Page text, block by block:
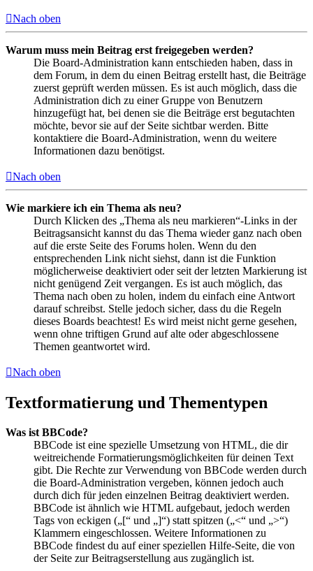
Nach oben
Warum muss mein Beitrag erst freigegeben werden?
Die Board-Administration kann entschieden haben, dass in
dem Forum, in dem du einen Beitrag erstellt hast, die Beiträge
zuerst geprüft werden müssen. Es ist auch möglich, dass die
Administration dich zu einer Gruppe von Benutzern
hinzugefügt hat, bei denen sie die Beiträge erst begutachten
möchte, bevor sie auf der Seite sichtbar werden. Bitte
kontaktiere die Board-Administration, wenn du weitere
Informationen dazu benötigst.
Nach oben
Wie markiere ich ein Thema als neu?
Durch Klicken des „Thema als neu markieren“-Links in der
Beitragsansicht kannst du das Thema wieder ganz nach oben
auf die erste Seite des Forums holen. Wenn du den
entsprechenden Link nicht siehst, dann ist die Funktion
möglicherweise deaktiviert oder seit der letzten Markierung ist
nicht genügend Zeit vergangen. Es ist auch möglich, das
Thema nach oben zu holen, indem du einfach eine Antwort
darauf schreibst. Stelle jedoch sicher, dass du die Regeln
dieses Boards beachtest! Es wird meist nicht gerne gesehen,
wenn ohne triftigen Grund auf alte oder abgeschlossene
Themen geantwortet wird.
Nach oben
Textformatierung und Thementypen
Was ist BBCode?
BBCode ist eine spezielle Umsetzung von HTML, die dir
weitreichende Formatierungsmöglichkeiten für deinen Text
gibt. Die Rechte zur Verwendung von BBCode werden durch
die Board-Administration vergeben, können jedoch auch
durch dich für jeden einzelnen Beitrag deaktiviert werden.
BBCode ist ähnlich wie HTML aufgebaut, jedoch werden
Tags von eckigen („[“ und „]“) statt spitzen („<“ und „>“)
Klammern eingeschlossen. Weitere Informationen zu
BBCode findest du auf einer speziellen Hilfe-Seite, die von
der Seite zur Beitragserstellung aus zugänglich ist.